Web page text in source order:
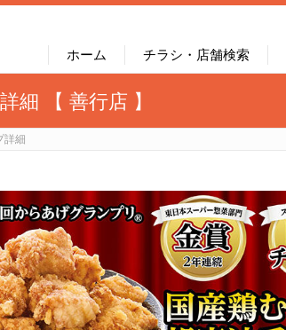
ホーム チラシ・店舗検索
細 【 善行店 】
詳細